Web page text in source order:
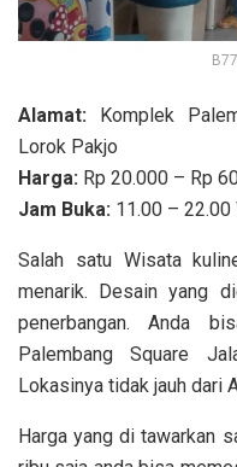
Alamat: Komplek
Lorok Pakjo
Harga: Rp 20.000 – Rp
Jam Buka: 11.00 – 22.00
Salah satu Wisata
menarik. Desain yang
penerbangan. Anda
Palembang Square
Lokasinya tidak jauh dari
Harga yang di tawarkan